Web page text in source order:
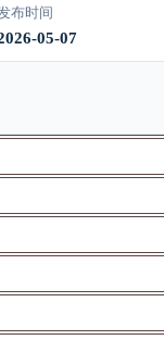
布时间
05-07